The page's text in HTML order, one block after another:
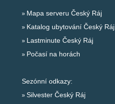
Mapa serveru Český Ráj
Katalog ubytování Český Ráj
Lastminute Český Ráj
Počasí na horách
Sezónní odkazy:
Silvester Český Ráj